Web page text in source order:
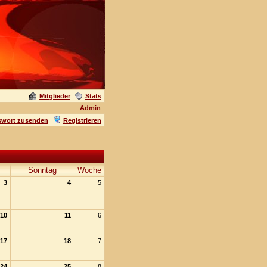
Mitglieder
Stats
Admin
zusenden Registrieren
Sonntag Woche
3 4 5
10 11 6
17 18 7